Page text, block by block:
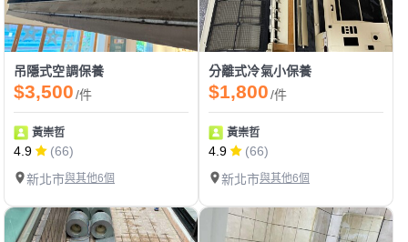
吊隱式空調保養
$3,500/件
黃崇哲
4.9
(66)
新北市與其他6個
分離式冷氣小保養
$1,800/件
黃崇哲
4.9
(66)
新北市與其他6個